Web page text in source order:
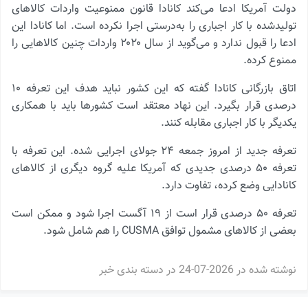
دولت آمریکا ادعا می‌کند کانادا قانون ممنوعیت واردات کالاهای
تولیدشده با کار اجباری را به‌درستی اجرا نکرده است. اما کانادا این
ادعا را قبول ندارد و می‌گوید از سال ۲۰۲۰ واردات چنین کالاهایی را
ممنوع کرده.
اتاق بازرگانی کانادا گفته که این کشور نباید هدف این تعرفه ۱۰
درصدی قرار بگیرد. این نهاد معتقد است کشورها باید با همکاری
یکدیگر با کار اجباری مقابله کنند.
تعرفه جدید از امروز جمعه ۲۴ جولای اجرایی شده. این تعرفه با
تعرفه ۵۰ درصدی جدیدی که آمریکا علیه گروه دیگری از کالاهای
کانادایی وضع کرده، تفاوت دارد.
تعرفه ۵۰ درصدی قرار است از ۱۹ آگست اجرا شود و ممکن است
بعضی از کالاهای مشمول توافق CUSMA را هم شامل شود.
نوشته شده در 2026-07-24 در دسته بندی خبر